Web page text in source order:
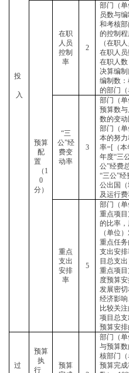
投
入
预算
配
置
（ 1
0
分）
在职
人员
控制
率
2
部门（
员数与
和考核
的控制
（在职
在职人
在职人
决算编制
编制数
的部门（
“三
公”经
费变
动率
3
部门（
预算数
数的变
部门（
本的努力
率=[（本
年度“三
公”经费
“三公”
公出国
及运行费
重点
支出
安排
率
5
部门（
重点项
的比率
（单位
重点任
支出安
目总支出
重点项
度预算
发展密
经济影
比较关注
项目总
预算安排
过
预算
执
行
预算
部门（
与预算
核部门（
预算完